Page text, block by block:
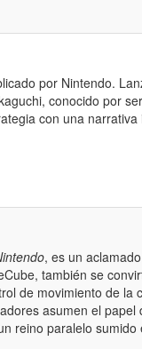
por Nintendo.
conocido por
con una narrativa
, es un
también se
de movimiento de la
asumen el
reino paralelo